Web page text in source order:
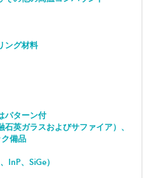
ング材料
パターン付
英ガラスおよびサファイア）、
備品
InP、SiGe）